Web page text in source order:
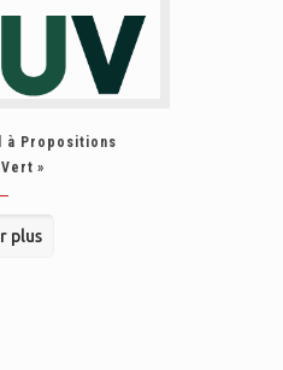
à Propositions
»
plus